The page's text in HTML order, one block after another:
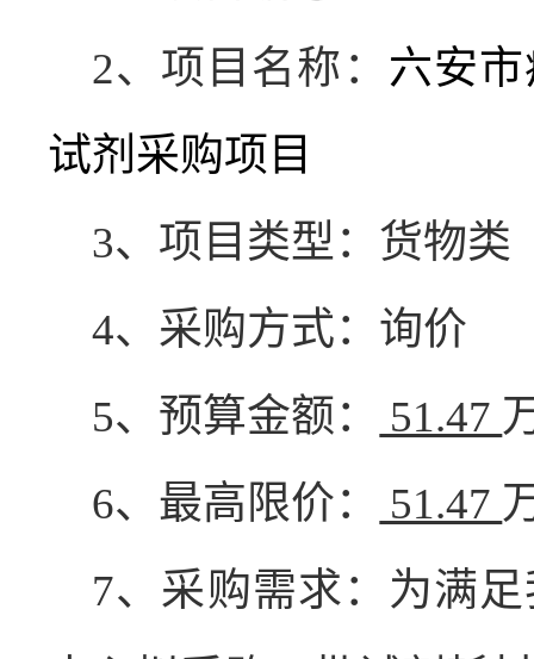
2、项目名称： 六安
试剂采购项目
3、项目类型：货物类
4、采购方式：询价
5、预算金额： 51.47
6、最高限价： 51.47
7、采购需求：为满